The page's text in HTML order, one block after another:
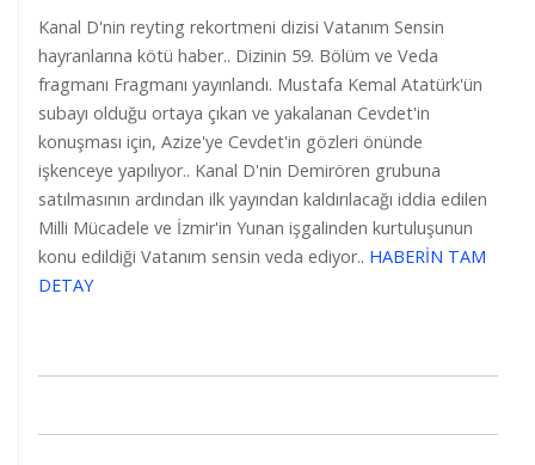
Kanal D'nin reyting rekortmeni dizisi Vatanım Sensin
hayranlarına kötü haber.. Dizinin 59. Bölüm ve Veda
fragmanı Fragmanı yayınlandı. Mustafa Kemal Atatürk'ün
subayı olduğu ortaya çıkan ve yakalanan Cevdet'in
konuşması için, Azize'ye Cevdet'in gözleri önünde
işkenceye yapılıyor.. Kanal D'nin Demirören grubuna
satılmasının ardından ilk yayından kaldırılacağı iddia edilen
Milli Mücadele ve İzmir'in Yunan işgalinden kurtuluşunun
konu edildiği Vatanım sensin veda ediyor.. HABERİN TAM
DETAY